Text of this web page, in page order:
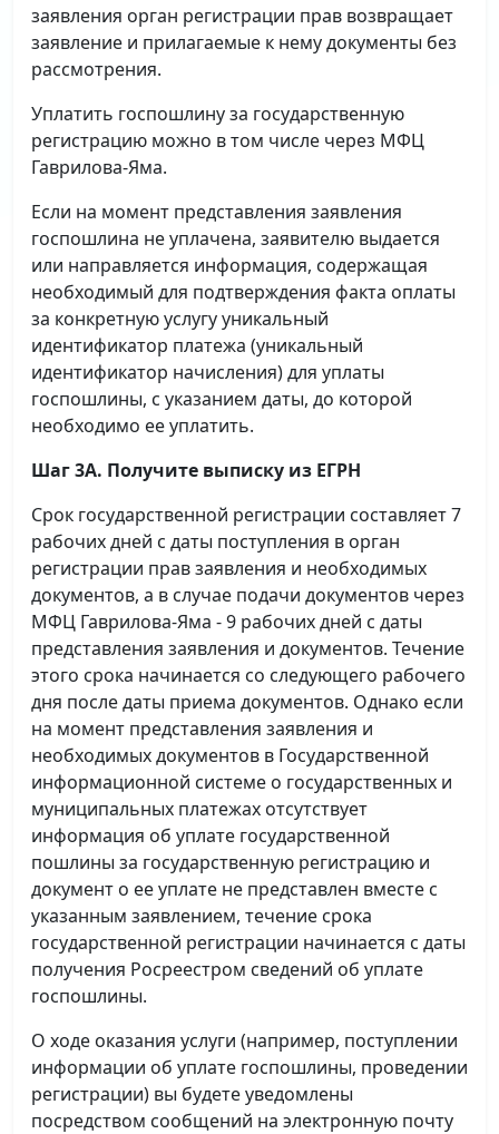
заявления орган регистрации прав возвращает
заявление и прилагаемые к нему документы без
рассмотрения.
Уплатить госпошлину за государственную
регистрацию можно в том числе через МФЦ
Гаврилова-Яма.
Если на момент представления заявления
госпошлина не уплачена, заявителю выдается
или направляется информация, содержащая
необходимый для подтверждения факта оплаты
за конкретную услугу уникальный
идентификатор платежа (уникальный
идентификатор начисления) для уплаты
госпошлины, с указанием даты, до которой
необходимо ее уплатить.
Шаг 3А. Получите выписку из ЕГРН
Срок государственной регистрации составляет 7
рабочих дней с даты поступления в орган
регистрации прав заявления и необходимых
документов, а в случае подачи документов через
МФЦ Гаврилова-Яма - 9 рабочих дней с даты
представления заявления и документов. Течение
этого срока начинается со следующего рабочего
дня после даты приема документов. Однако если
на момент представления заявления и
необходимых документов в Государственной
информационной системе о государственных и
муниципальных платежах отсутствует
информация об уплате государственной
пошлины за государственную регистрацию и
документ о ее уплате не представлен вместе с
указанным заявлением, течение срока
государственной регистрации начинается с даты
получения Росреестром сведений об уплате
госпошлины.
О ходе оказания услуги (например, поступлении
информации об уплате госпошлины, проведении
регистрации) вы будете уведомлены
посредством сообщений на электронную почту